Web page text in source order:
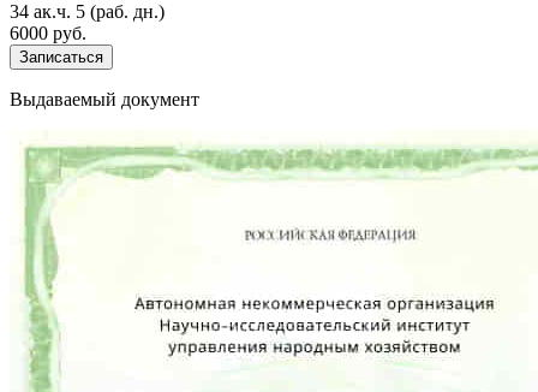
34 ак.ч. 5 (раб. дн.)
6000 руб.
Записаться
Выдаваемый документ